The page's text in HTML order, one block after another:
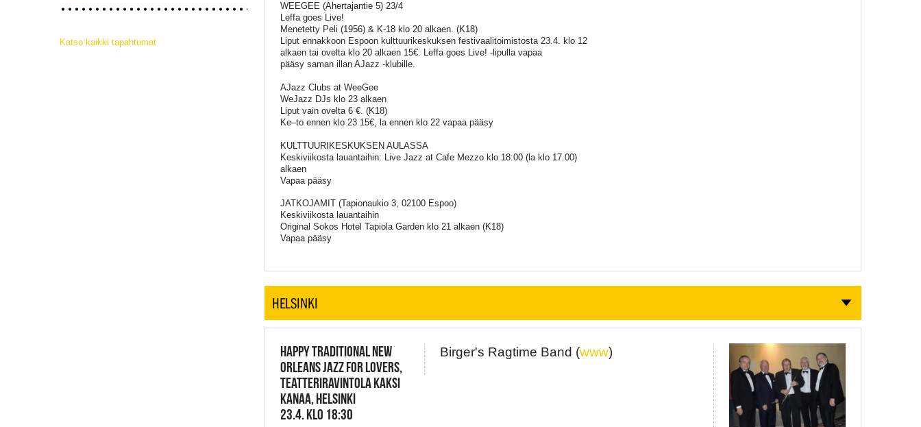
Katso kaikki tapahtumat
WEEGEE (Ahertajantie 5) 23/4
Leffa goes Live!
Menetetty Peli (1956) & K-18 klo 20 alkaen. (K18)
Liput ennakkoon Espoon kulttuurikeskuksen festivaalitoimistosta 23.4. klo 12
alkaen tai ovelta klo 20 alkaen 15€. Leffa goes Live! -lipulla vapaa
pääsy saman illan AJazz -klubille.
AJazz Clubs at WeeGee
WeJazz DJs klo 23 alkaen
Liput vain ovelta 6 €. (K18)
Ke–to ennen klo 23 15€, la ennen klo 22 vapaa pääsy
KULTTUURIKESKUKSEN AULASSA
Keskiviikosta lauantaihin: Live Jazz at Cafe Mezzo klo 18:00 (la klo 17.00)
alkaen
Vapaa pääsy
JATKOJAMIT (Tapionaukio 3, 02100 Espoo)
Keskiviikosta lauantaihin
Original Sokos Hotel Tapiola Garden klo 21 alkaen (K18)
Vapaa pääsy
HELSINKI
HAPPY TRADITIONAL NEW
ORLEANS JAZZ FOR LOVERS,
TEATTERIRAVINTOLA KAKSI
KANAA, HELSINKI
23.4. KLO 18:30
Birger's Ragtime Band (www)